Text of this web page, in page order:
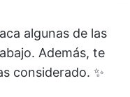
algunas de las
Además, te
considerado. ✨